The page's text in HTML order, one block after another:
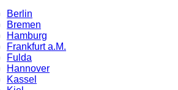
Berlin
Bremen
Hamburg
Frankfurt a.M.
Fulda
Hannover
Kassel